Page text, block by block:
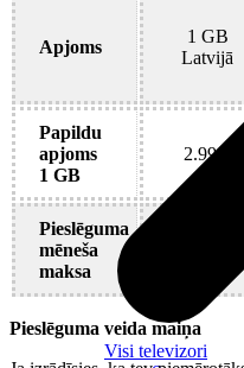
Visi televizori
Apjoms
1 GB
Latvijā
Papildu
apjoms
1 GB
2.99 €
Pieslēguma
mēneša
maksa
Pieslēguma veida maiņa